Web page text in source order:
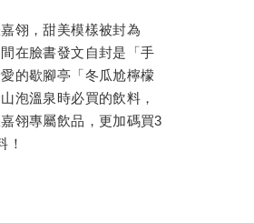
翎，甜美模樣被封為
在臉書發文自封是「手
的歇腳亭「冬瓜尬檸檬
泡溫泉時必買的飲料，
翎專屬飲品，更加碼買3
！